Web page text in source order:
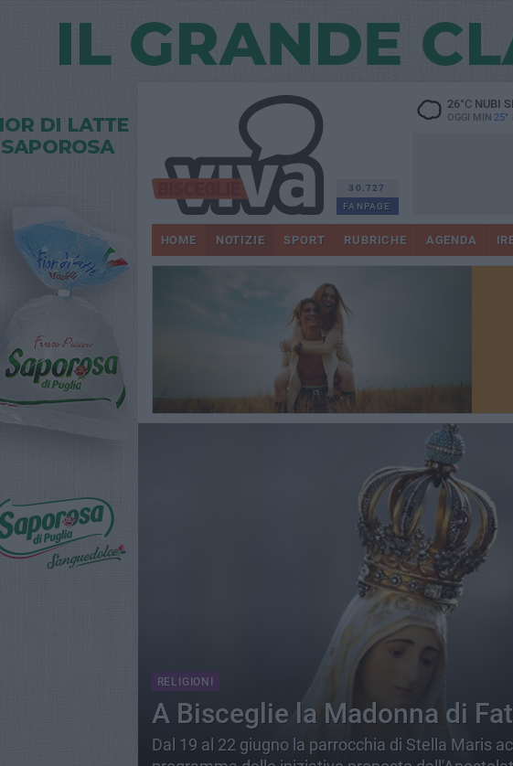
30.727
FANPAGE
26°CNUBI
OGGI MIN 25°
HOME NOTIZIE SPORT RUBRICHE AGENDA
RELIGIONI
A Bisceglie la Madonna di
Dal 19 al 22 giugno la parrocchia di Stella Maris